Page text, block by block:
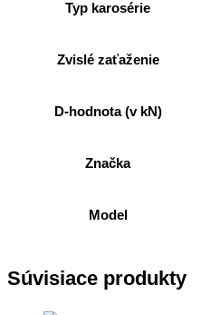
Typ karosérie
Zvislé zaťaženie
D-hodnota (v kN)
Značka
Model
Súvisiace produkty